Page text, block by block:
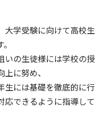
大学受験に向けて高校生
いの生徒様には学校の授
に努め、
生には基礎を徹底的に行
応できるように指導して